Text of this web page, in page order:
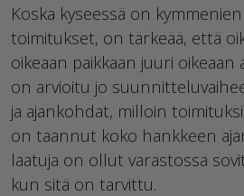
Koska kyseessä on
toimitukset, on tärkeää, että
oikeaan paikkaan juuri oikeaan
on arvioitu jo
ja ajankohdat, milloin
on taannut koko hankkeen
laatuja on ollut varastossa
kun sitä on tarvittu.